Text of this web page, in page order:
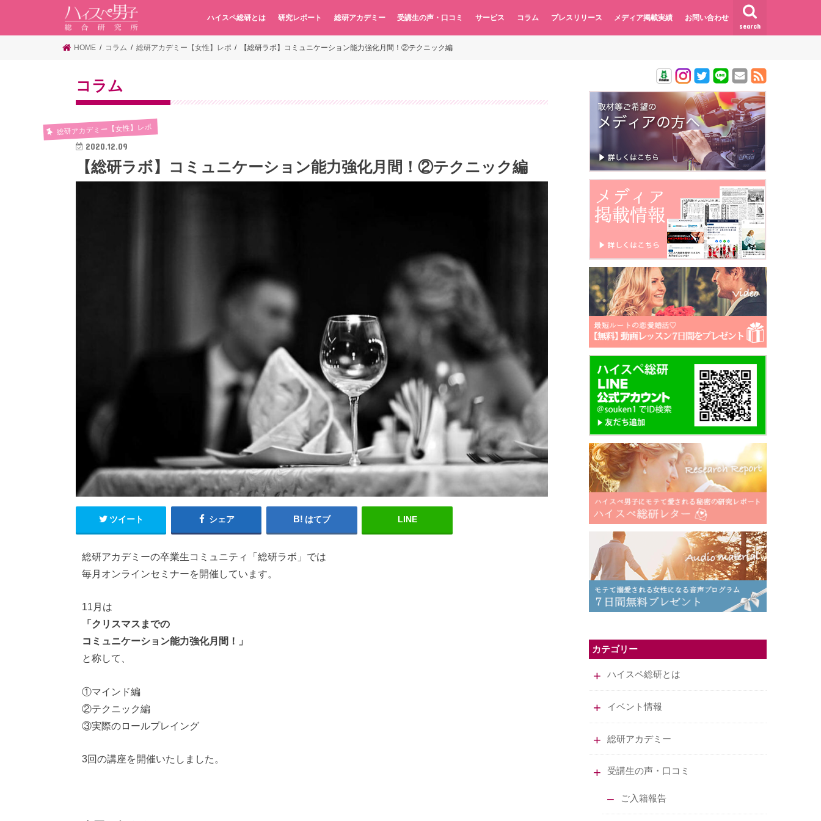
search
ハイスペ総研とは 研究レポート 総研アカデミー 受講生の声・口コミ サービス コラム プレスリリース メディア掲載実績 お問い合わせ
HOME コラム 総研アカデミー【女性】レポ 【総研ラボ】コミュニケーション能力強化月間！②テクニック編
コラム
総研アカデミー【女性】レポ
2020.12.09
【総研ラボ】コミュニケーション能力強化月間！②テクニック編
ツイート シェア はてブ LINE
総研アカデミーの卒業生コミュニティ「総研ラボ」では
毎月オンラインセミナーを開催しています。
11月は
「クリスマスまでの
コミュニケーション能力強化月間！」
と称して、
①マインド編
②テクニック編
③実際のロールプレイング
3回の講座を開催いたしました。
カテゴリー
ハイスペ総研とは
イベント情報
総研アカデミー
受講生の声・口コミ
ご入籍報告